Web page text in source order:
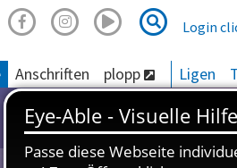
Suche
Suche
Login
Anschriften plopp Ligen